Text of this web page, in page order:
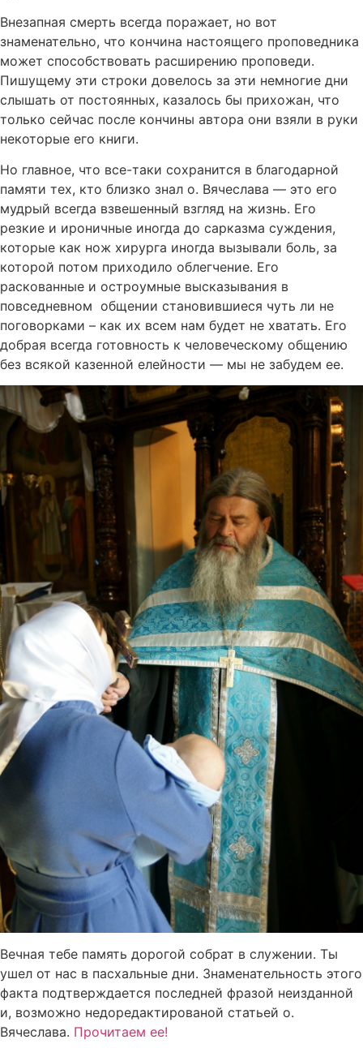
Внезапная смерть всегда поражает, но вот
знаменательно, что кончина настоящего проповедника
может способствовать расширению проповеди.
Пишущему эти строки довелось за эти немногие дни
слышать от постоянных, казалось бы прихожан, что
только сейчас после кончины автора они взяли в руки
некоторые его книги.
Но главное, что все-таки сохранится в благодарной
памяти тех, кто близко знал о. Вячеслава — это его
мудрый всегда взвешенный взгляд на жизнь. Его
резкие и ироничные иногда до сарказма суждения,
которые как нож хирурга иногда вызывали боль, за
которой потом приходило облегчение. Его
раскованные и остроумные высказывания в
повседневном общении становившиеся чуть ли не
поговорками – как их всем нам будет не хватать. Его
добрая всегда готовность к человеческому общению
без всякой казенной елейности — мы не забудем ее.
Вечная тебе память дорогой собрат в служении. Ты
ушел от нас в пасхальные дни. Знаменательность этого
факта подтверждается последней фразой неизданной
и, возможно недоредактированой статьей о.
Вячеслава. Прочитаем ее!